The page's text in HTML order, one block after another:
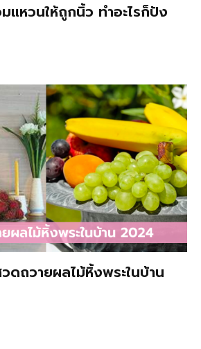
หวนให้ถูกนิ้ว ทำอะไรก็ปัง
ดถวายผลไม้หิ้งพระในบ้าน